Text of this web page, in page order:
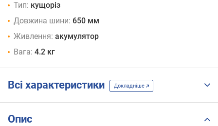
Тип: кущоріз
Довжина шини: 650 мм
Живлення: акумулятор
Вага: 4.2 кг
Всі характеристики Докладніше
Опис